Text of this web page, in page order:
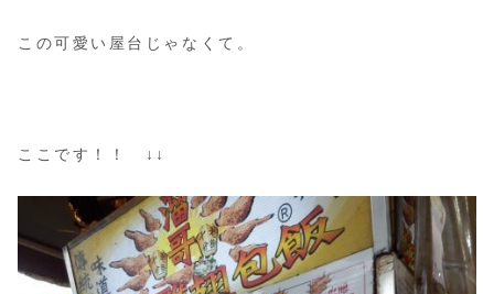
この可愛い屋台じゃなくて。
ここです！！ ↓↓